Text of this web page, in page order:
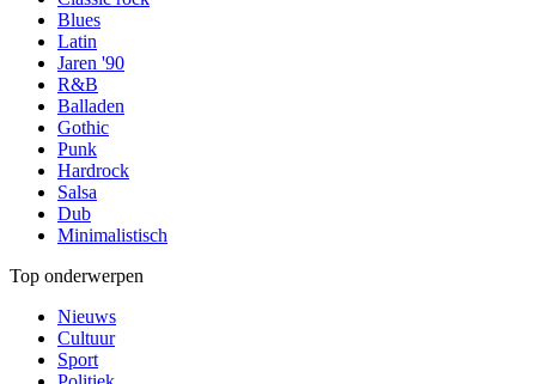
Blues
Latin
Jaren '90
R&B
Balladen
Gothic
Punk
Hardrock
Salsa
Dub
Minimalistisch
Top onderwerpen
Nieuws
Cultuur
Sport